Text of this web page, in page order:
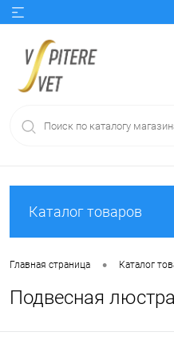
Каталог товаров
Главная страница • Каталог
Подвесная